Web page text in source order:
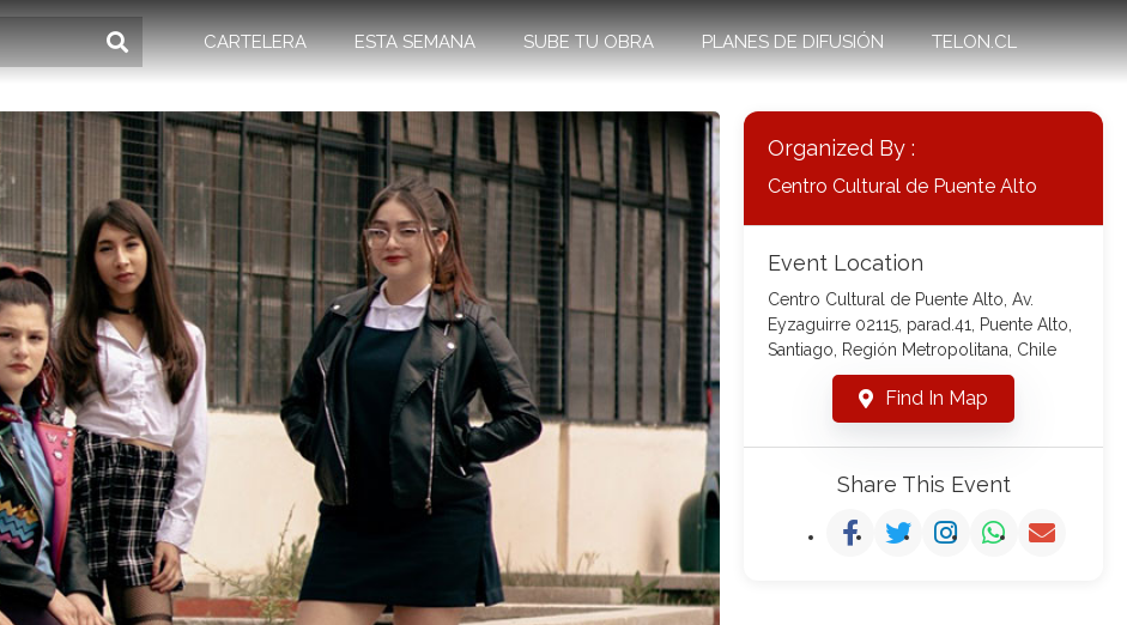
CARTELERA ESTA SEMANA SUBE TU OBRA PLANES DE DIFUSIÓN TELON.CL
Organized By :
Centro Cultural de Puente Alto
Event Location
Centro Cultural de Puente Alto, Av.
Eyzaguirre 02115, parad.41, Puente Alto,
Santiago, Región Metropolitana, Chile
Find In Map
Share This Event